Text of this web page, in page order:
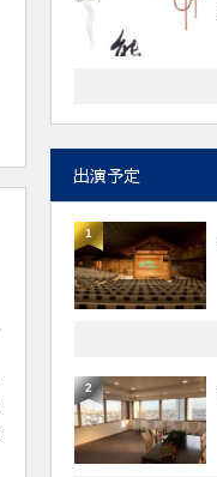
出演予定
1
2